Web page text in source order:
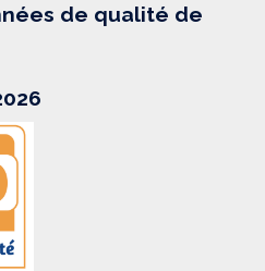
de qualité de